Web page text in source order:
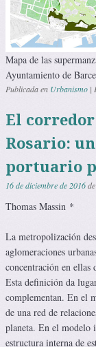
Mapa de las
Ayuntamiento de
Publicada en Urbanismo |
El
Rosario:
portuario
16 de diciembre de 2016de
Thomas Massin *
La metropolización
aglomeraciones
concentración en ellas
Esta definición da
complementan. En el
de una red de
planeta. En el modelo
estructura interna de